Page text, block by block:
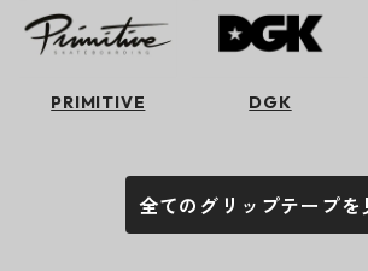
PRIMITIVE DGK
全てのグリップテープを